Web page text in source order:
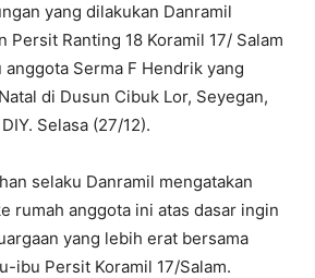
yang dilakukan Danramil
Persit Ranting 18 Koramil 17/ Salam
anggota Serma F Hendrik yang
di Dusun Cibuk Lor, Seyegan,
Selasa (27/12).
selaku Danramil mengatakan
rumah anggota ini atas dasar ingin
yang lebih erat bersama
ibu Persit Koramil 17/Salam.